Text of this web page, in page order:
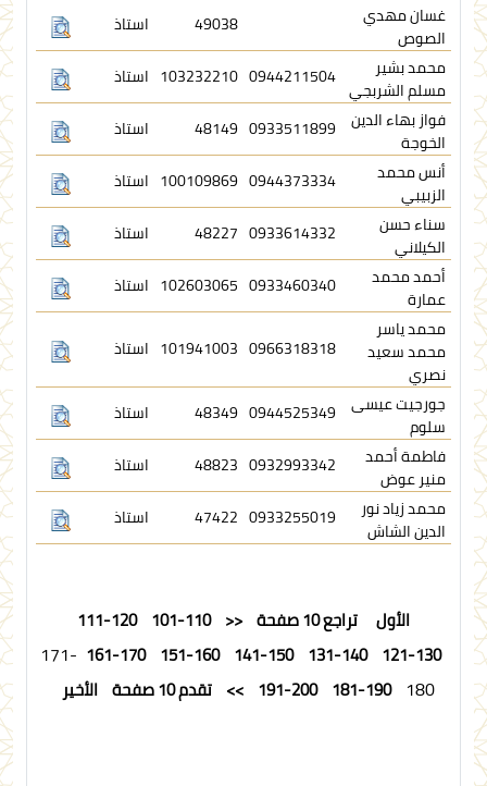
غسان مهدي
الصوص
49038
استاذ
محمد بشير
مسلم الشربجي 0944211504
103232210 استاذ
فواز بهاء الدين
الخوجة
0933511899
48149
استاذ
أنس محمد
الزبيبي
0944373334
100109869 استاذ
سناء حسن
الكيلاني
0933614332
48227
استاذ
أحمد محمد
عمارة
0933460340
102603065 استاذ
محمد ياسر
محمد سعيد
نصري
0966318318
101941003 استاذ
جورجيت عيسى
سلوم
0944525349
48349
استاذ
فاطمة أحمد
منير عوض
0932993342
48823
استاذ
محمد زياد نور
الدين الشاش
0933255019
47422 استاذ
الأول تراجع 10 صفحة <<
101-110
111-120
121-130
131-140
141-150
151-160
161-170
171-
180
181-190
191-200
>> تقدم 10 صفحة الأخير